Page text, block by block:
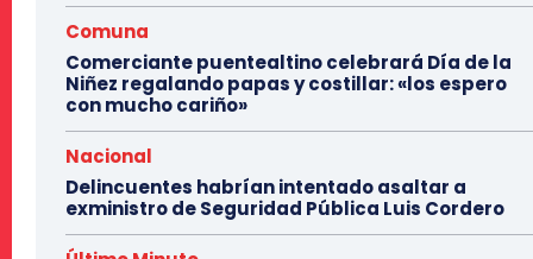
Comuna
Comerciante puentealtino celebrará Día de la
Niñez regalando papas y costillar: «los espero
con mucho cariño»
Nacional
Delincuentes habrían intentado asaltar a
exministro de Seguridad Pública Luis Cordero